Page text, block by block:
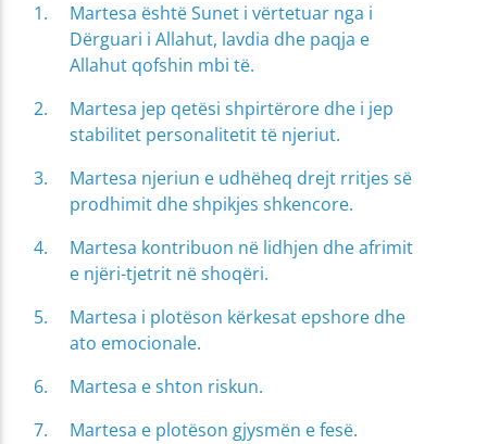
Martesa është Sunet i vërtetuar nga i
Dërguari i Allahut, lavdia dhe paqja e
Allahut qofshin mbi të.
Martesa jep qetësi shpirtërore dhe i jep
stabilitet personalitetit të njeriut.
Martesa njeriun e udhëheq drejt rritjes së
prodhimit dhe shpikjes shkencore.
Martesa kontribuon në lidhjen dhe afrimit
e njëri-tjetrit në shoqëri.
Martesa i plotëson kërkesat epshore dhe
ato emocionale.
Martesa e shton riskun.
Martesa e plotëson gjysmën e fesë.